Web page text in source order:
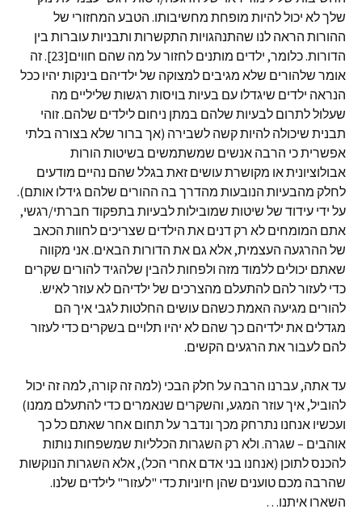
שלך לא יכול להיות מופחת מחשיבותו. הטבע המחזורי של
ההורות הראה לנו שהתנהגויות התקשרות ותבניות עוברות בין
הדורות. כלומר, ילדים מותנים לחזור על מה שהם חווים[23]. זה
אומר שלהורים שלא מגיבים למצוקה של ילדיהם בינקות יהיו ככל
הנראה ילדים שיגדלו עם בעיות בויסות רגשות שליליים מה
שעלול לתרום לבעיות שלהם במתן ניחום לילדים שלהם. זוהי
תבנית שיכולה להיות קשה לשבירה (אך ברור שלא בצורה בלתי
אפשרית כי הרבה אנשים שמשתמשים בשיטות הורות
אבולוציונית או מקושרת עושים זאת בגלל שהם נהיים מודעים
לחלק מהבעיות הנובעות מהדרך בה ההורים שלהם גידלו אותם).
על ידי עידוד של שיטות שמובילות לבעיות בתפקוד חברתי/רגשי,
אתם המומחים לא רק דנים את הילדים שצריכים לחוות הכאב
של ההרגעה העצמית, אלא גם את הדורות הבאים. אני מקווה
שאתם יכולים ללמוד מזה ולפחות להבין שלהגיד להורים שקרים
כדי לעזור להם להתעלם מהצרכים של ילדיהם לא עוזר לאיש.
להורים מגיעה האמת כשהם עושים החלטות לגבי איך הם
מגדלים את ילדיהם כך שהם לא יהיו תלויים בשקרים כדי לעזור
להם לעבור את הרגעים הקשים.
עד אתה, עברנו הרבה על חלק הבכי (למה זה קורה, למה זה יכול
להוביל, איך עוזר המגע, והשקרים שנאמרים כדי להתעלם ממנו)
ועכשיו אנחנו נתרחק מכך ונדבר על תחום אחר שאתם כל כך
אוהבים – שגרה. ולא רק השגרות הכלליות שמשפחות נותות
להכנס לתוכן (אנחנו בני אדם אחרי הכל), אלא השגרות הנוקשות
שהרבה מכם טוענים שהן חיוניות כדי "לעזור" לילדים שלנו.
השארו איתנו…